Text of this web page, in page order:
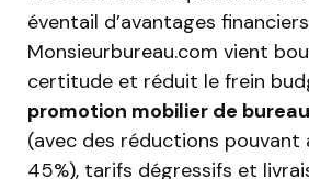
éventail d’avantages
Monsieurbureau.com vient
certitude et réduit le frein
promotion mobilier de bureau
(avec des réductions pouvant
45%), tarifs dégressifs et